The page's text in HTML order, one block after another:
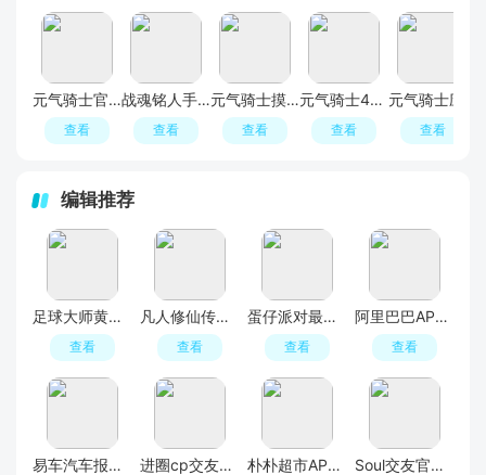
元气骑士官服正版
查看
战魂铭人手游
查看
元气骑士摸摸鱼版本
查看
元气骑士4399游戏盒子版本
查看 查看
编辑推荐
足球大师黄金一代手游
查看
凡人修仙传人界篇手游2026最新版
查看
蛋仔派对最新版
查看
阿里巴巴APP2026官方版
查看
易车汽车报价APP官方正版 进圈cp交友软件手机版 朴朴超市APP最新版本 Soul交友官方APP最新版